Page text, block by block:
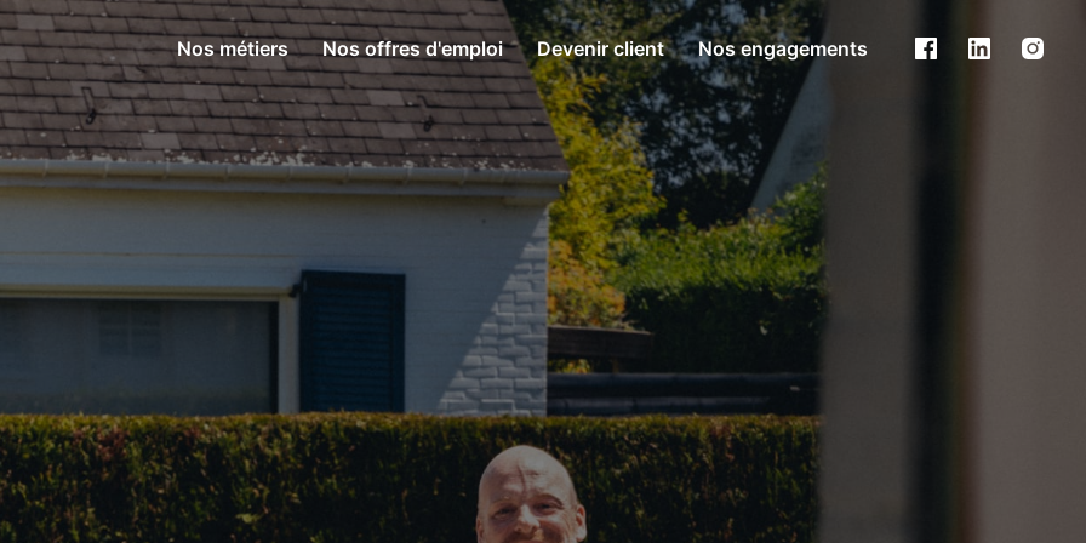
Nos métiers Nos offres d'emploi Devenir client Nos engagements